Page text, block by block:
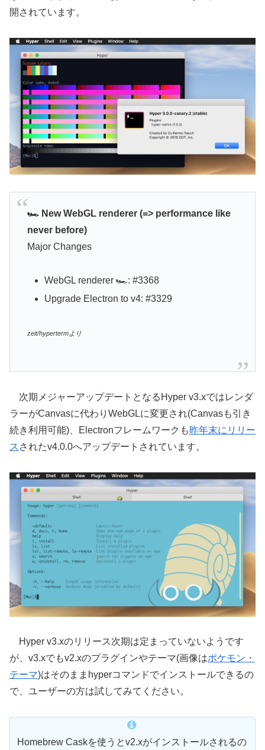
開されています。
🏎 New WebGL renderer (=> performance like
never before)
Major Changes
WebGL renderer 🏎: #3368
Upgrade Electron to v4: #3329
zeit/hypertermより
次期メジャーアップデートとなるHyper v3.xではレンダ
ラーがCanvasに代わりWebGLに変更され(Canvasも引き
続き利用可能)、Electronフレームワークも昨年末にリリー
ス されたv4.0.0へアップデートされています。
Hyper v3.xのリリース次期は定まっていないようです
が、v3.xでもv2.xのプラグインやテーマ(画像はポケモン・
テーマ)はそのままhyperコマンドでインストールできるの
で、ユーザーの方は試してみてください。
Homebrew Caskを使うとv2.xがインストールされるの